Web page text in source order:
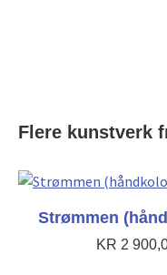
Flere kunstverk
Strømmen
KR 2